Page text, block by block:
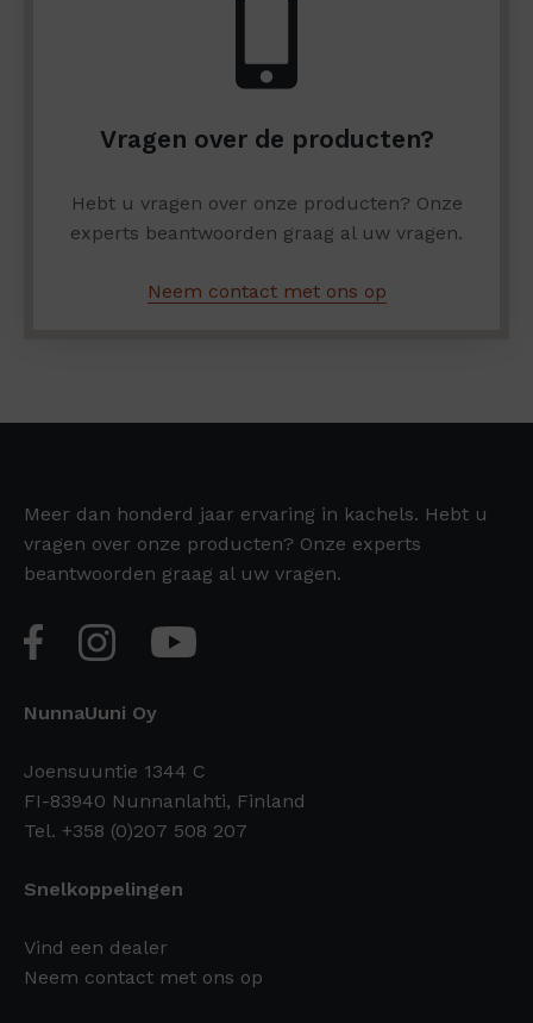
Vragen over de producten?
Hebt u vragen over onze producten? Onze
experts beantwoorden graag al uw vragen.
Neem contact met ons op
Meer dan honderd jaar ervaring in kachels. Hebt u
vragen over onze producten? Onze experts
beantwoorden graag al uw vragen.
NunnaUuni Oy
Joensuuntie 1344 C
FI-83940 Nunnanlahti, Finland
Tel. +358 (0)207 508 207
Snelkoppelingen
Vind een dealer
Neem contact met ons op